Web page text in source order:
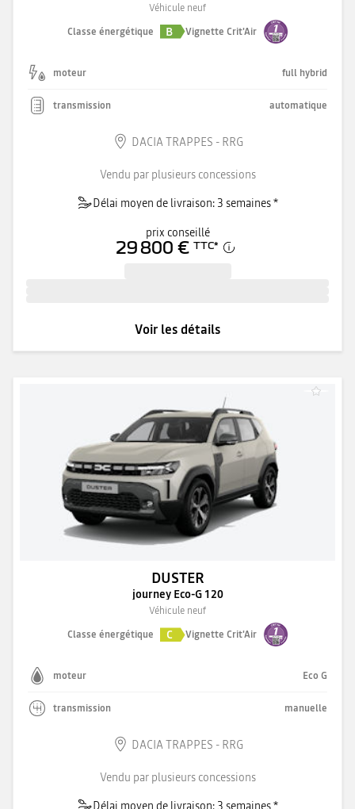
Véhicule neuf
Classe énergétique
B Vignette Crit'Air
moteur full hybrid
transmission automatique
DACIA TRAPPES - RRG
Vendu par plusieurs concessions
Délai moyen de livraison: 3 semaines *
prix conseillé
29 800 € TTC*
Voir les détails
DUSTER
journey Eco-G 120
Véhicule neuf
Classe énergétique
C Vignette Crit'Air
moteur Eco G
transmission manuelle
DACIA TRAPPES - RRG
Vendu par plusieurs concessions